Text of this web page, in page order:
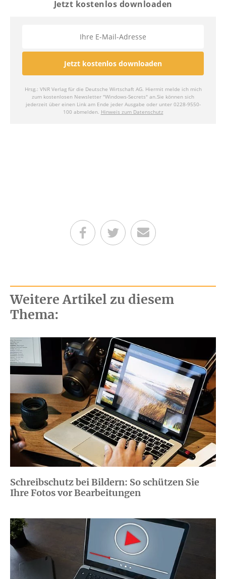
Teilen auf Facebook
Teilen auf Twitter
Per E-Mail senden
Weitere Artikel zu diesem
Thema:
Schreibschutz bei Bildern: So schützen Sie
Ihre Fotos vor Bearbeitungen